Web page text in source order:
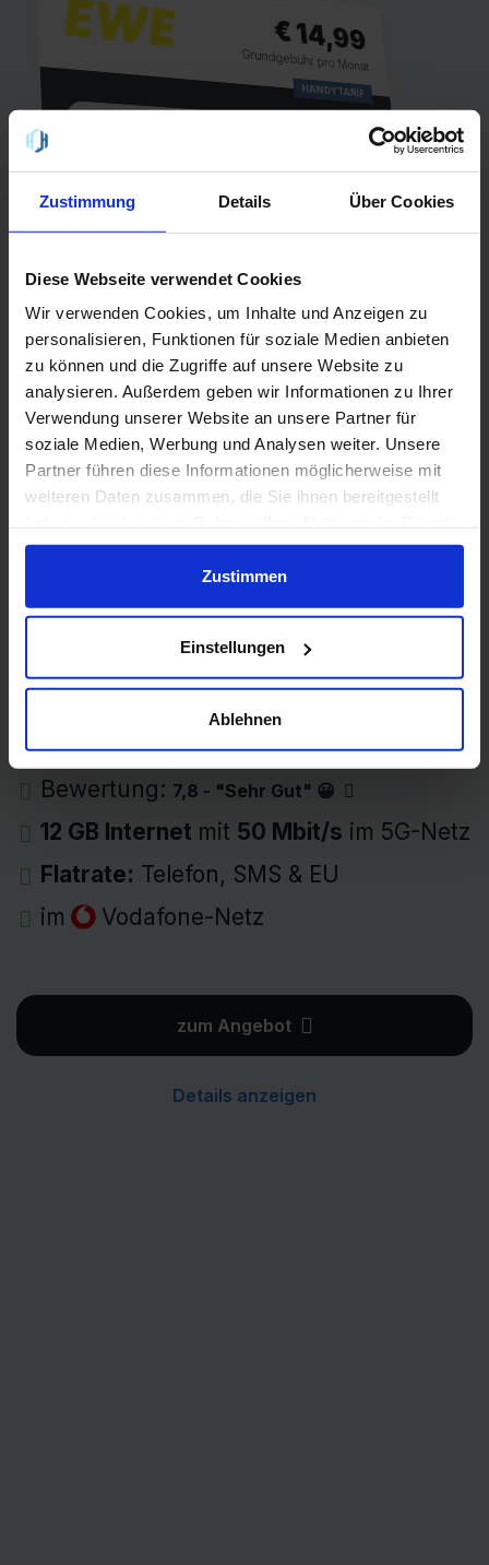
Zustimmung Details Über Cookies
Diese Webseite verwendet Cookies
Wir verwenden Cookies, um Inhalte und Anzeigen zu
personalisieren, Funktionen für soziale Medien anbieten
zu können und die Zugriffe auf unsere Website zu
analysieren. Außerdem geben wir Informationen zu Ihrer
Verwendung unserer Website an unsere Partner für
soziale Medien, Werbung und Analysen weiter. Unsere
Partner führen diese Informationen möglicherweise mit
weiteren Daten zusammen, die Sie ihnen bereitgestellt
gesammelt haben.
Zustimmen
Einstellungen
Ablehnen
€ 14,99
Grundgebühr pro Monat
HANDYTARIF
12 GB Internet
EU-Flat
29,99 €
Netz
Vodafone
5G
QR-Code scannen oder suche
bei Google nachhandyhaus.de
Einfach Mobil S
14,99 Euro
Grundgebühr pro Monat →
Bewertung: 7,8 - "Sehr Gut" 😀
12 GB Internet mit 50 Mbit/s im 5G-Netz
Flatrate: Telefon, SMS & EU
im
Vodafone-Netz
zum Angebot
Details anzeigen